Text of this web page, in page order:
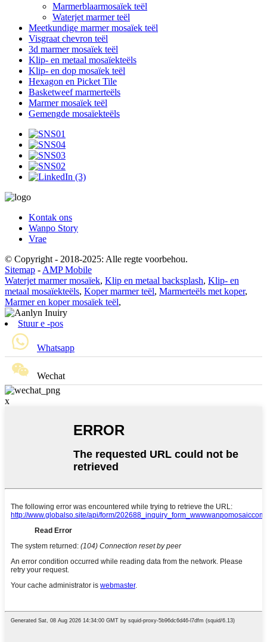
Marmerblaarmosaïek teël
Waterjet marmer teël
Meetkundige marmer mosaïek teël
Visgraat chevron teël
3d marmer mosaïek teël
Klip- en metaal mosaïekteëls
Klip- en dop mosaïek teël
Hexagon en Picket Tile
Basketweef marmerteëls
Marmer mosaïek teël
Gemengde mosaïekteëls
Kontak ons
Wanpo Story
Vrae
© Copyright - 2018-2025: Alle regte voorbehou.
Sitemap - AMP Mobile
Waterjet marmer mosaïek, Klip en metaal backsplash, Klip- en
metaal mosaïekteëls, Koper marmer teël, Marmerteëls met koper,
Marmer en koper mosaïek teël,
Stuur e -pos
Whatsapp
Wechat
x